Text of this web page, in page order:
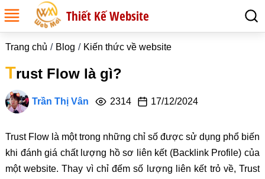
Thiết Kế Website
Trang chủ Blog Kiến thức về website
Trust Flow là gì?
Trần Thị Vân 2314 17/12/2024
Trust Flow là một trong những chỉ số được sử dụng phổ biến
khi đánh giá chất lượng hồ sơ liên kết (Backlink Profile) của
một website. Thay vì chỉ đếm số lượng liên kết trỏ về, Trust